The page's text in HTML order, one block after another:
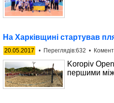
На Харківщині стартував
20.05.2017 • Переглядів:632 •
Koropiv
першими